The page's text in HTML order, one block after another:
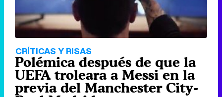
CRÍTICAS Y RISAS
Polémica después de que la
UEFA troleara a Messi en la
previa del Manchester City-